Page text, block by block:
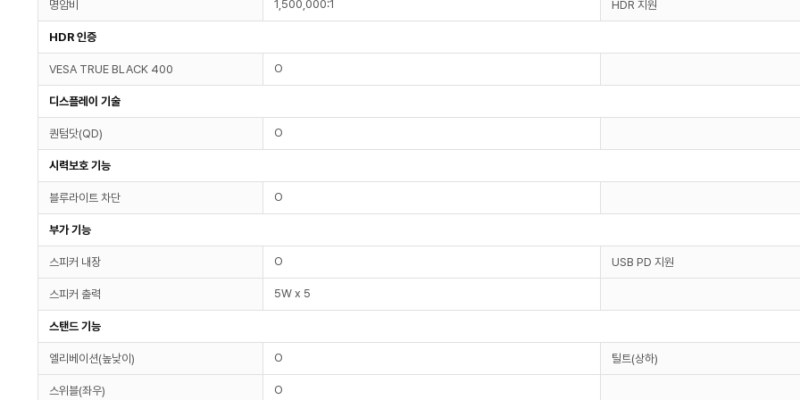
명암비 1,500,000:1 HDR 지원
HDR 인증
VESA TRUE BLACK 400 O
디스플레이 기술
퀀텀닷(QD) O
시력보호 기능
블루라이트 차단 O
부가 기능
스피커 내장 O USB PD 지원
스피커 출력 5W x 5
스탠드 기능
엘리베이션(높낮이) O 틸트(상하)
스위블(좌우) O